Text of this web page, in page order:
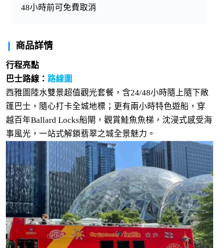
48小時前可免費取消
商品詳情
行程亮點
巴士路線： 路線圖
西雅圖陸水雙景超值觀光套餐，含24/48小時隨上隨下敞
篷巴士，隨心打卡全城地標；更有兩小時特色遊船，穿
越百年Ballard Locks船閘，觀賞鮭魚魚梯，沈浸式感受海
事風光，一站式解鎖翡翠之城全景魅力。